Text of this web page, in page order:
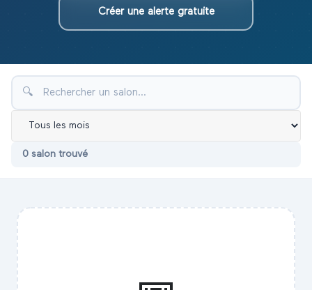
Créer une alerte gratuite
🔍
0 salon trouvé